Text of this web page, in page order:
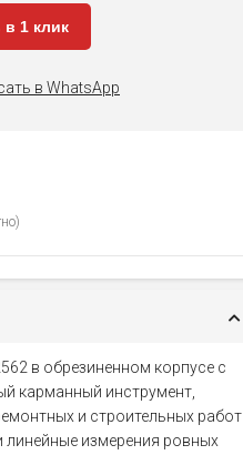
в 1 клик
в WhatsApp
в обрезиненном корпусе с
карманный инструмент,
и строительных
измерения ровных